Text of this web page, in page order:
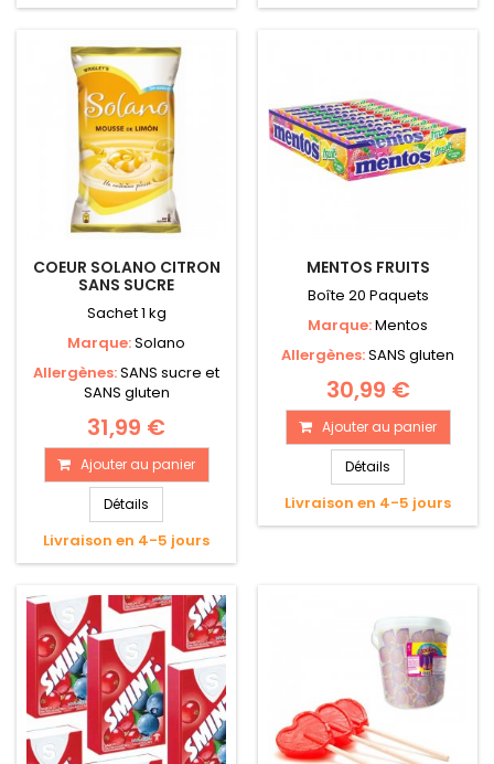
COEUR SOLANO CITRON
SANS SUCRE
Sachet 1 kg
Marque:Solano
Allergènes:SANS sucre et
SANS gluten
31,99 €
Ajouter au panier
Détails
Livraison en 4-5 jours
MENTOS FRUITS
Boîte 20 Paquets
Marque:Mentos
Allergènes:SANS gluten
30,99 €
Ajouter au panier
Détails
Livraison en 4-5 jours